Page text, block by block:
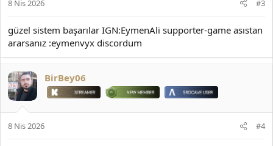
8 Nis 2026 #3
güzel sistem başarılar IGN:EymenAli supporter-game asıstan
ararsanız :eymenvyx discordum
BirBey06
8 Nis 2026 #4